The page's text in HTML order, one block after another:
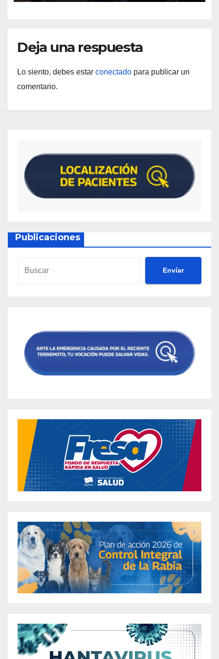
Deja una respuesta
Lo siento, debes estar conectado para publicar un
comentario.
Publicaciones
Envíar